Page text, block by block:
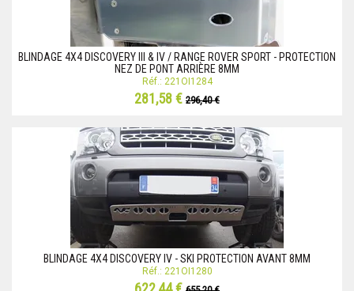
BLINDAGE 4X4 DISCOVERY III & IV / RANGE ROVER SPORT - PROTECTION
NEZ DE PONT ARRIÈRE 8MM
Réf.: 221OI1284
281,58 € 296,40 €
BLINDAGE 4X4 DISCOVERY IV - SKI PROTECTION AVANT 8MM
Réf.: 221OI1280